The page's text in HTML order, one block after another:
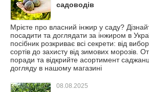
садоводів
Мрієте про власний інжир у саду?
посадити та доглядати за інжиром в
посібник розкриває всі секрети: від
сортів до захисту від зимових морозів.
поради та відкрийте асортимент
догляду в нашому магазині
08.08.2025